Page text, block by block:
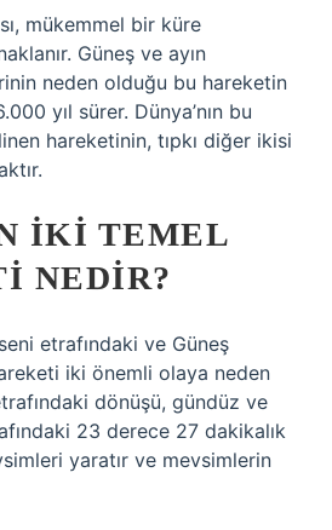
mükemmel bir küre
Güneş ve ayın
neden olduğu bu hareketin
yıl sürer. Dünya’nın bu
hareketinin, tıpkı diğer ikisi
IKI TEMEL
NEDIR?
etrafındaki ve Güneş
iki önemli olaya neden
dönüşü, gündüz ve
23 derece 27 dakikalık
yaratır ve mevsimlerin